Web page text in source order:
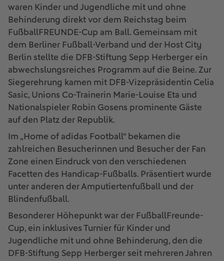
waren Kinder und Jugendliche mit und ohne
Behinderung direkt vor dem Reichstag beim
FußballFREUNDE-Cup am Ball. Gemeinsam mit
dem Berliner Fußball-Verband und der Host City
Berlin stellte die DFB-Stiftung Sepp Herberger ein
abwechslungsreiches Programm auf die Beine. Zur
Siegerehrung kamen mit DFB-Vizepräsidentin Celia
Sasic, Unions Co-Trainerin Marie-Louise Eta und
Nationalspieler Robin Gosens prominente Gäste
auf den Platz der Republik.
Im „Home of adidas Football“ bekamen die
zahlreichen Besucherinnen und Besucher der Fan
Zone einen Eindruck von den verschiedenen
Facetten des Handicap-Fußballs. Präsentiert wurde
unter anderen der Amputiertenfußball und der
Blindenfußball.
Besonderer Höhepunkt war der FußballFreunde-
Cup, ein inklusives Turnier für Kinder und
Jugendliche mit und ohne Behinderung, den die
DFB-Stiftung Sepp Herberger seit mehreren Jahren